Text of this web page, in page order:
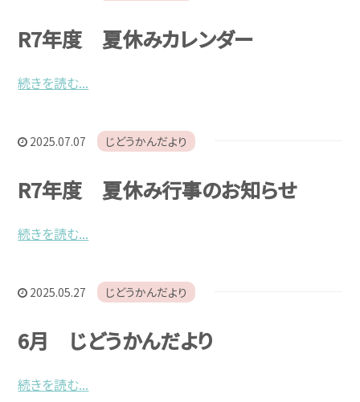
R7年度 夏休みカレンダー
続きを読む...
2025.07.07 じどうかんだより
R7年度 夏休み行事のお知らせ
続きを読む...
2025.05.27 じどうかんだより
6月 じどうかんだより
続きを読む...